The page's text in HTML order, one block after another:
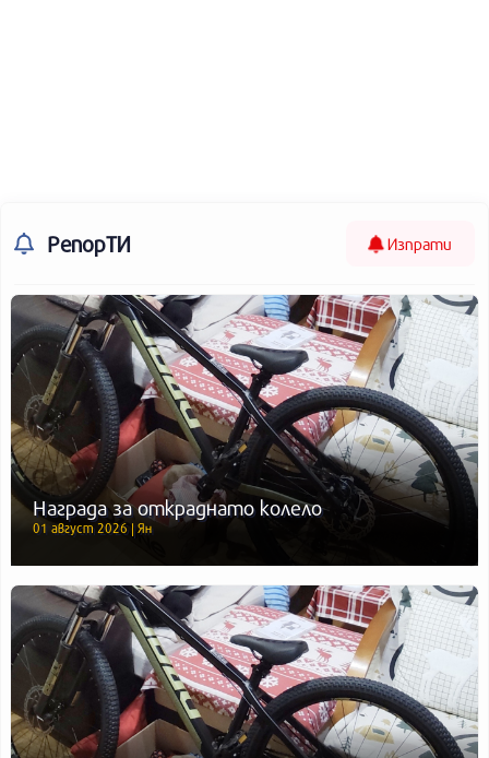
РепорТИ Изпрати
Награда за откраднато колело
01 август 2026 | Ян